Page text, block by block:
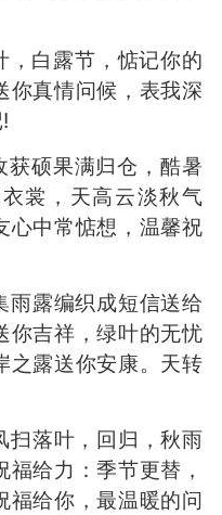
白露节，惦记你的
你真情问候，表我深
硕果满归仓，酷暑
裳，天高云淡秋气
心中常惦想，温馨祝
露编织成短信送给
你吉祥，绿叶的无忧
之露送你安康。天转
落叶，回归，秋雨
给力：季节更替，
福给你，最温暖的问